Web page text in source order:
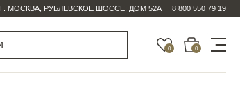
Г. МОСКВА, РУБЛЕВСКОЕ ШОССЕ, ДОМ 52А 8 800 550 79 19
0 0